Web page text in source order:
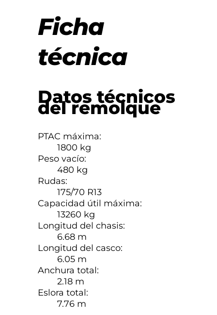
Ficha
técnica
Datos técnicos
del remolque
PTAC máxima:
1800 kg
Peso vacío:
480 kg
Rudas:
175/70 R13
Capacidad útil máxima:
13260 kg
Longitud del chasis:
6.68 m
Longitud del casco:
6.05 m
Anchura total:
2.18 m
Eslora total:
7.76 m